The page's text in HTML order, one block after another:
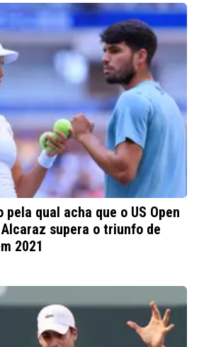
qual acha que o US Open
supera o triunfo de
2021